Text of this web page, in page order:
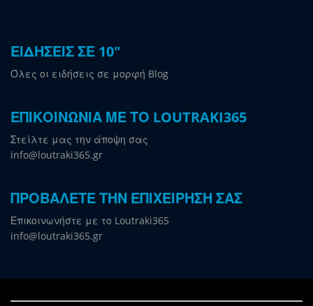
ΕΙΔΗΣΕΙΣ ΣΕ 10"
Όλες οι ειδήσεις σε μορφή Blog
ΕΠΙΚΟΙΝΩΝΙΑ ΜΕ ΤΟ LOUTRAKI365
Στείλτε μας την άποψη σας
info@loutraki365.gr
ΠΡΟΒΑΛΕΤΕ ΤΗΝ ΕΠΙΧΕΙΡΗΣΗ ΣΑΣ
Επικοινωνήστε με το Loutraki365
info@loutraki365.gr